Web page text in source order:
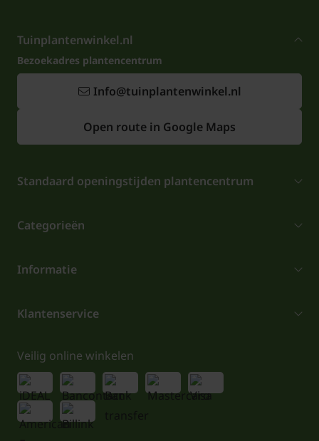
Tuinplantenwinkel.nl
Bezoekadres plantencentrum
Info@tuinplantenwinkel.nl
Open route in Google Maps
Standaard openingstijden plantencentrum
Categorieën
Informatie
Klantenservice
Veilig online winkelen